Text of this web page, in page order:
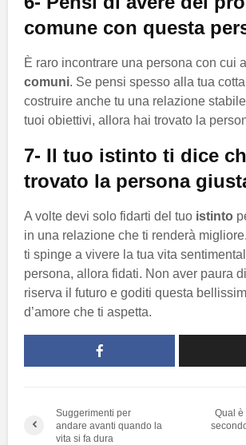
comune con questa
È raro incontrare una persona con cui
comuni. Se pensi spesso alla tua
costruire anche tu una relazione
tuoi obiettivi, allora hai trovato la
7- Il tuo istinto ti dice
trovato la persona
A volte devi solo fidarti del tuo istinto
in una relazione che ti renderà
ti spinge a vivere la tua vita
persona, allora fidati. Non aver paura
riserva il futuro e goditi questa
d’amore che ti aspetta.
Suggerimenti per
andare avanti quando la
vita si fa dura
Qual è